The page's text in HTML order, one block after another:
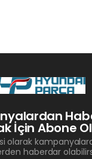
İçin Abone
olarak
haberdar